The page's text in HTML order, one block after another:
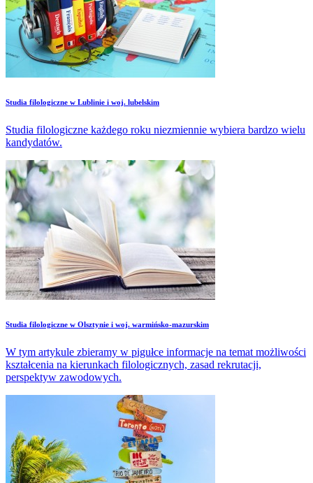
Studia filologiczne w Lublinie i woj. lubelskim
Studia filologiczne każdego roku niezmiennie wybiera bardzo wielu
kandydatów.
Studia filologiczne w Olsztynie i woj. warmińsko-mazurskim
W tym artykule zbieramy w pigułce informacje na temat możliwości
kształcenia na kierunkach filologicznych, zasad rekrutacji,
perspektyw zawodowych.